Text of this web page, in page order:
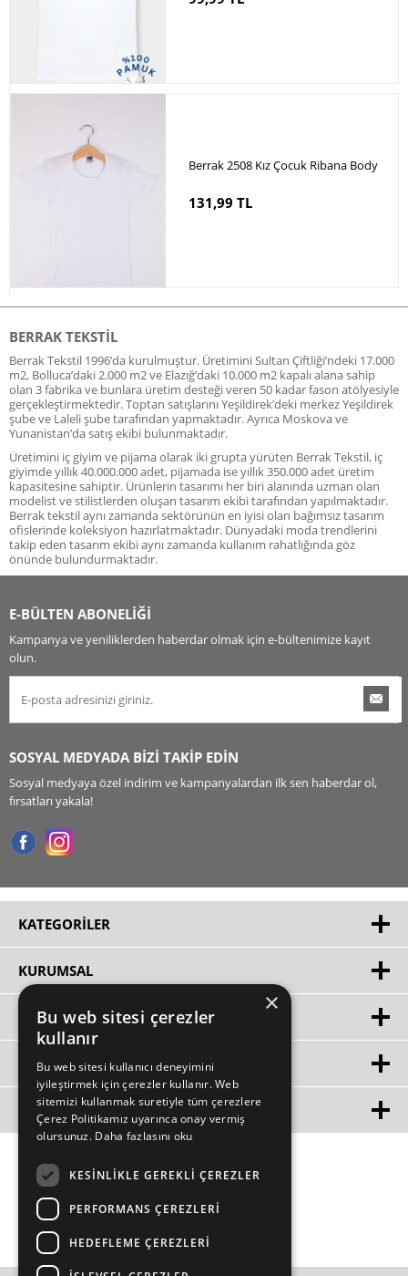
Berrak 2508 Kız Çocuk Ribana Body
131,99 TL
BERRAK TEKSTIL
Berrak Tekstil 1996’da kurulmuştur. Üretimini Sultan Çiftliği’ndeki 17.000
m2, Bolluca’daki 2.000 m2 ve Elazığ’daki 10.000 m2 kapalı alana sahip
olan 3 fabrika ve bunlara üretim desteği veren 50 kadar fason atölyesiyle
gerçekleştirmektedir. Toptan satışlarını Yeşildirek’deki merkez Yeşildirek
şube ve Laleli şube tarafından yapmaktadır. Ayrıca Moskova ve
Yunanistan’da satış ekibi bulunmaktadır.
Üretimini iç giyim ve pijama olarak iki grupta yürüten Berrak Tekstil, iç
giyimde yıllık 40.000.000 adet, pijamada ise yıllık 350.000 adet üretim
kapasitesine sahiptir. Ürünlerin tasarımı her biri alanında uzman olan
modelist ve stilistlerden oluşan tasarım ekibi tarafından yapılmaktadır.
Berrak tekstil aynı zamanda sektörünün en iyisi olan bağımsız tasarım
ofislerinde koleksiyon hazırlatmaktadır. Dünyadaki moda trendlerini
takip eden tasarım ekibi aynı zamanda kullanım rahatlığında göz
önünde bulundurmaktadır.
E-BÜLTEN ABONELİĞİ
Kampanya ve yeniliklerden haberdar olmak için e-bültenimize kayıt
olun.
SOSYAL MEDYADA BİZİ TAKİP EDİN
Sosyal medyaya özel indirim ve kampanyalardan ilk sen haberdar ol,
fırsatları yakala!
KATEGORILER
KURUMSAL
HIZLI ERIŞIM
ÜYE
MÜŞTERİ HİZMETLERİ
×
Bu web sitesi çerezler
kullanır
Bu web sitesi kullanıcı deneyimini
iyileştirmek için çerezler kullanır. Web
sitemizi kullanmak suretiyle tüm çerezlere
Çerez Politikamız uyarınca onay vermiş
olursunuz. Daha fazlasını oku
KESINLIKLE GEREKLI ÇEREZLER
PERFORMANS ÇEREZLERI
HEDEFLEME ÇEREZLERI